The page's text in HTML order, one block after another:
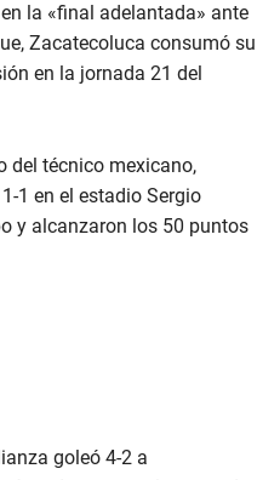
la «final adelantada» ante
Zacatecoluca consumó su
en la jornada 21 del
del técnico mexicano,
1 en el estadio Sergio
y alcanzaron los 50 puntos
goleó 4-2 a